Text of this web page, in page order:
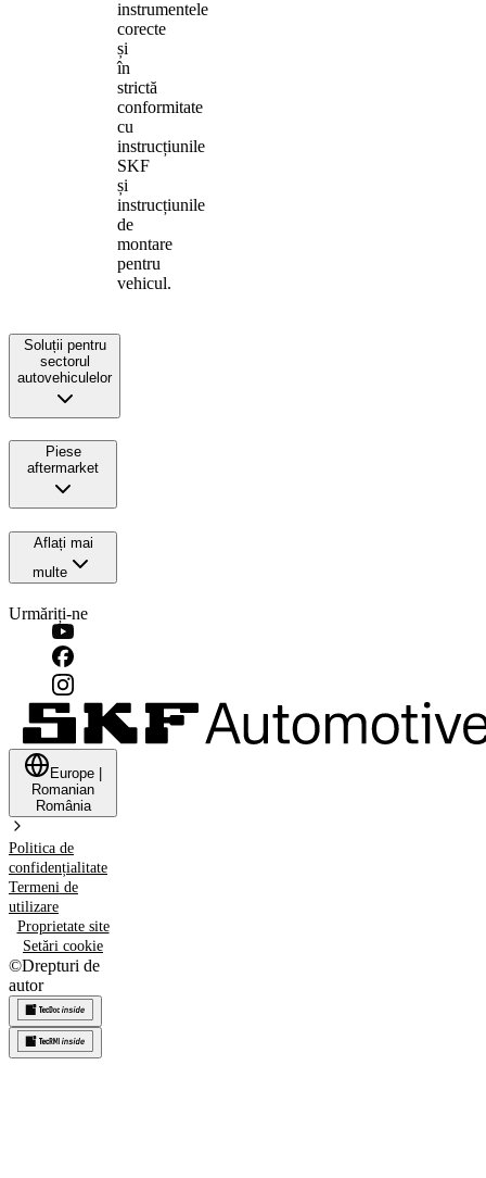
instrumentele
corecte
și
în
strictă
conformitate
cu
instrucțiunile
SKF
și
instrucțiunile
de
montare
pentru
vehicul.
Soluții pentru
sectorul
autovehiculelor
Piese
aftermarket
Aflați mai
multe
Urmăriți-ne
Europe
Romanian
România
Politica de
confidențialitate
Termeni de
utilizare
Proprietate site
Setări cookie
©Drepturi de
autor